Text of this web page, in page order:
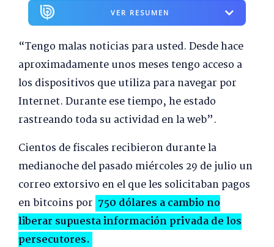
VER RESUMEN
“Tengo malas noticias para usted. Desde hace
aproximadamente unos meses tengo acceso a
los dispositivos que utiliza para navegar por
Internet. Durante ese tiempo, he estado
rastreando toda su actividad en la web”.
Cientos de fiscales recibieron durante la
medianoche del pasado miércoles 29 de julio un
correo extorsivo en el que les solicitaban pagos
en bitcoins por 750 dólares a cambio no
liberar supuesta información privada de los
persecutores.